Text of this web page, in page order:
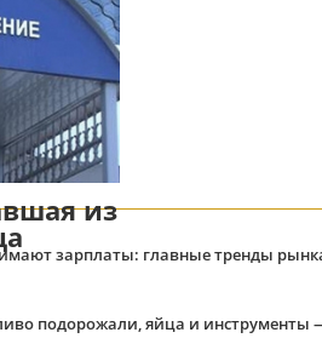
из
зарплаты: главные тренды
подорожали, яйца и инструменты